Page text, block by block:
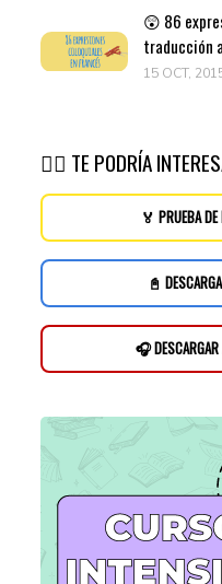
😲 86
traducción
15 OCT,
👉🏽 TE PODRÍA
🏅 PRUEBA DE
📓
🎧 DESCARGAR